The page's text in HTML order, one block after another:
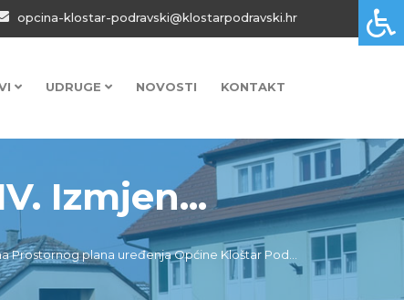
opcina-klostar-podravski@klostarpodravski.hr
UDRUGE NOVOSTI KONTAKT
Izmjen...
Prostornog plana uređenja Općine Kloštar Pod...